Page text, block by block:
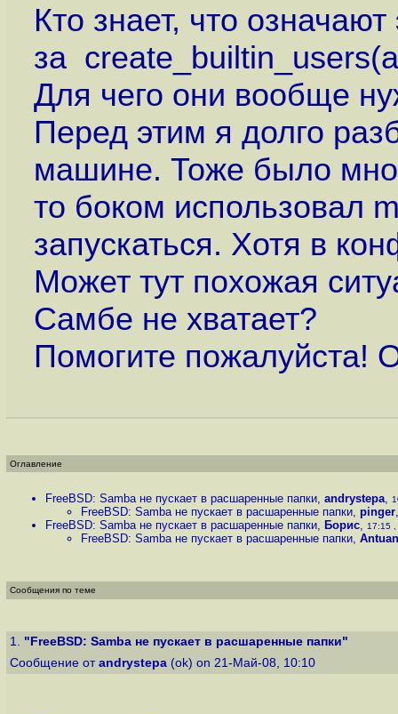
Кто знает, что
за
Для чего они вообще
Перед этим я долго
машине. Тоже было
то боком использовал
запускаться. Хотя в
Может тут похожая
Самбе не хватает?
Помогите пожалуйста!
Оглавление
FreeBSD: Samba не пускает в расшаренные папки, andrystepa,
FreeBSD: Samba не пускает в расшаренные папки, pinger
FreeBSD: Samba не пускает в расшаренные папки, Борис, 17:15
FreeBSD: Samba не пускает в расшаренные папки,
Сообщения по теме
1. "FreeBSD: Samba не пускает в расшаренные папки"
Сообщение от andrystepa (ok) on 21-Май-08, 10:10